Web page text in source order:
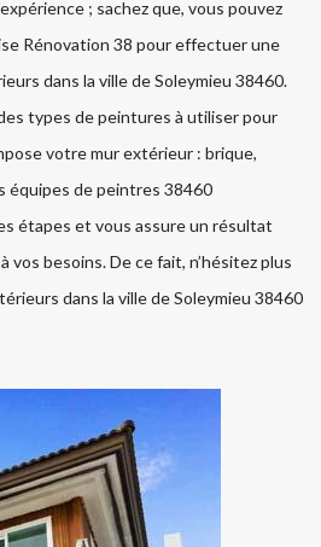
; sachez que, vous pouvez
Rénovation 38 pour effectuer une
dans la ville de Soleymieu 38460.
types de peintures à utiliser pour
votre mur extérieur : brique,
équipes de peintres 38460
étapes et vous assure un résultat
vos besoins. De ce fait, n’hésitez plus
dans la ville de Soleymieu 38460